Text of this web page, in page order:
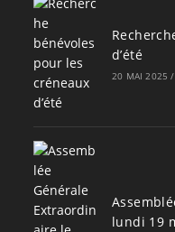
d’été
20 MAI 2025 /
lundi 19